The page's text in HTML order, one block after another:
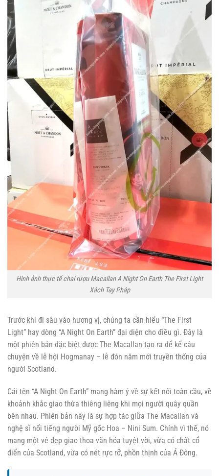
Hình ảnh thực tế chai rượu Macallan A Night On Earth The First Light
Xách Tay Pháp
Trước khi đi sâu vào hương vị, chúng ta cần hiểu “The First
Light” hay dòng “A Night On Earth” đại diện cho điều gì. Đây là
một phiên bản đặc biệt được The Macallan tạo ra để kể câu
chuyện về lễ hội Hogmanay – lễ đón năm mới truyền thống của
người Scotland.
Cái tên “A Night On Earth” mang hàm ý về sự kết nối toàn cầu, về
khoảnh khắc giao thừa thiêng liêng khi mọi người quây quần
bên nhau. Phiên bản này là sự hợp tác giữa The Macallan và
nghệ sĩ nổi tiếng người Mỹ gốc Hoa – Nini Sum. Chính vì thế, nó
mang một vẻ đẹp giao thoa văn hóa tuyệt vời, vừa có chất cổ
điển của Scotland, vừa có nét rực rỡ, phồn thịnh của Á Đông.